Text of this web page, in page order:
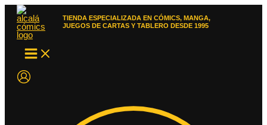
contenido
TIENDA ESPECIALIZADA EN CÓMICS, MANGA,
JUEGOS DE CARTAS Y TABLERO DESDE 1995